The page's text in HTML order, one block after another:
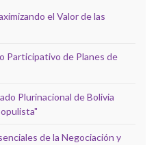
el Valor de las
Participativo de Planes de
Plurinacional de Bolivia
de la Negociación y